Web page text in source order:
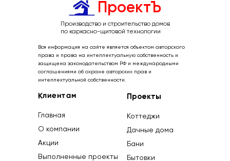
Вся информация на сайте является объектом авторского
права и права на интеллектуальную собственность и
защищена законодательством РФ и международными
соглашениями об охране авторских прав и
интеллектуальной собственности.
Клиентам Проекты
Коттеджи
Бани
Дачные дома
Бытовки
Главная
Акции
О компании
Выполненные проекты
ПроектЪ
Производство и строительство домов
по каркасно-щитовой технологии